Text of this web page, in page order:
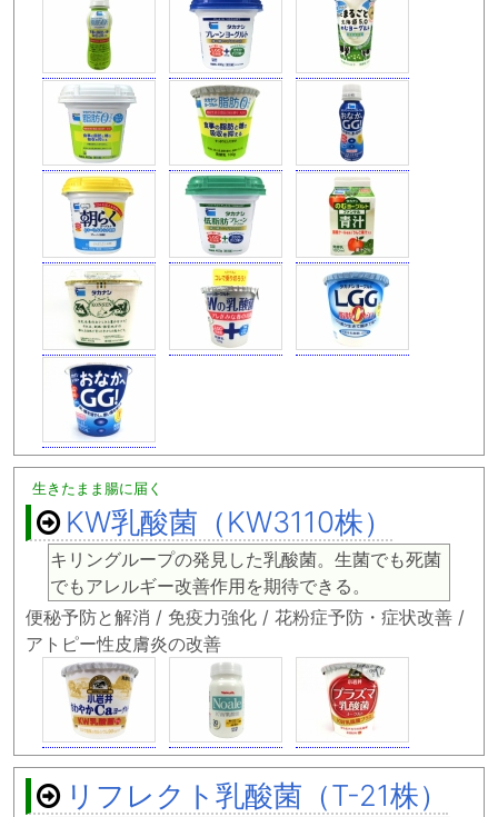
生きたまま腸に届く
KW乳酸菌（KW3110株）
キリングループの発見した乳酸菌。生菌でも死菌
でもアレルギー改善作用を期待できる。
便秘予防と解消 / 免疫力強化 / 花粉症予防・症状改善 /
アトピー性皮膚炎の改善
リフレクト乳酸菌（T-21株）